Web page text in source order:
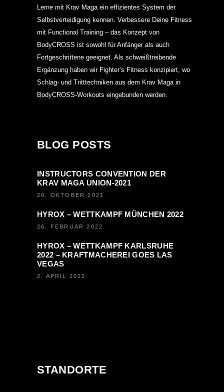
Lerne mit Krav Maga ein effizientes System der
Selbstverteidigung kennen. Verbessere Deine Fitness
mit Functional Training – das Konzept von
BodyCROSS ist sowohl für Anfänger als auch
Fortgeschrittene geeignet. Als schweißtreibende
Ergänzung haben wir Fighter’s Fitness konzipiert, wo
Schlag- und Tritttechniken aus dem Krav Maga in
BodyCROSS-Workouts eingebunden werden.
BLOG POSTS
INSTRUCTORS CONVENTION DER
KRAV MAGA UNION-2021
20. OKTOBER 2021
HYROX – WETTKAMPF MÜNCHEN 2022
26. FEBRUAR 2022
HYROX – WETTKAMPF KARLSRUHE
2022 – KRAFTMACHEREI GOES LAS
VEGAS
2. APRIL 2022
STANDORTE